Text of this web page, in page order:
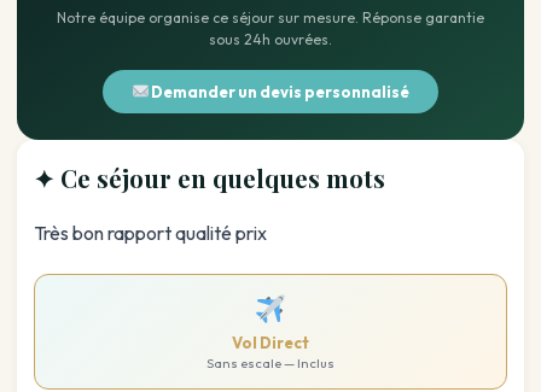
✦ Ce séjour en quelques mots
Très bon rapport qualité prix
Vol Direct
Sans escale — Inclus
Notre équipe organise ce séjour sur mesure. Réponse garantie
sous 24h ouvrées.
Demander un devis personnalisé